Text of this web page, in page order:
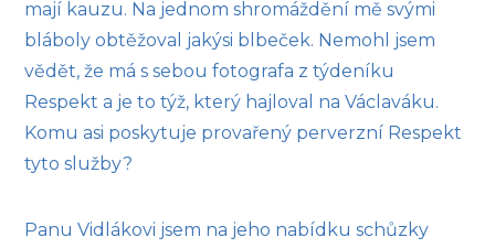
mají kauzu. Na jednom shromáždění mě svými
bláboly obtěžoval jakýsi blbeček. Nemohl jsem
vědět, že má s sebou fotografa z týdeníku
Respekt a je to týž, který hajloval na Václaváku.
Komu asi poskytuje provařený perverzní Respekt
tyto služby?
Panu Vidlákovi jsem na jeho nabídku schůzky